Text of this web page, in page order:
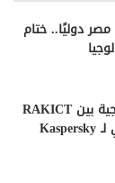
مصر دوليًا.. ختام
«وطن رقمي» | شراكة استراتيجية بين RAKICT
وMCS لإطلاق التدريب الرسمي لـ Kaspersky